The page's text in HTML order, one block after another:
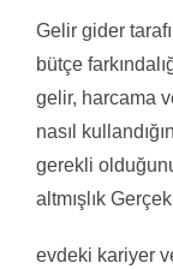
Gelir gider
bütçe
gelir, harcama
nasıl
gerekli
altmışlık
evdeki kariyer